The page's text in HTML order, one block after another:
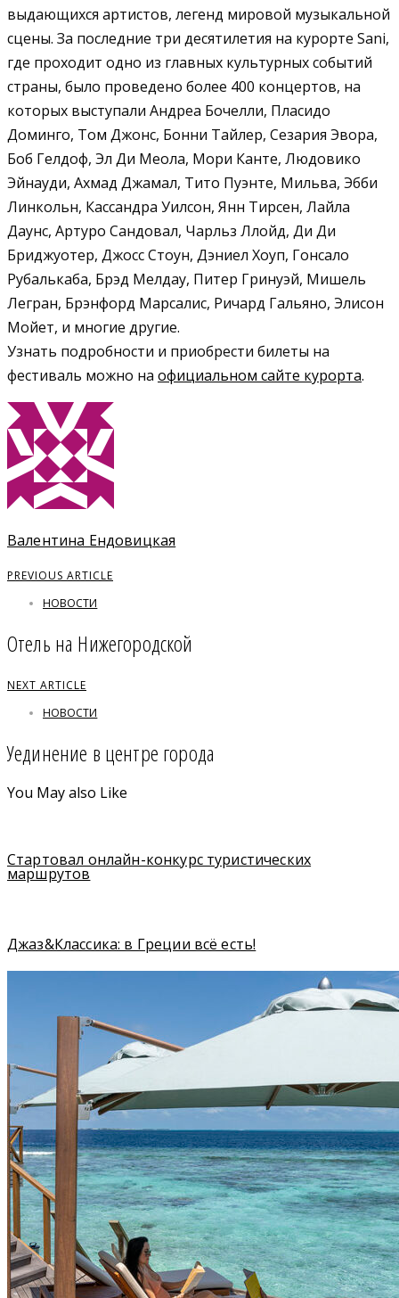
выдающихся артистов, легенд мировой музыкальной
сцены. За последние три десятилетия на курорте Sani,
где проходит одно из главных культурных событий
страны, было проведено более 400 концертов, на
которых выступали Андреа Бочелли, Пласидо
Доминго, Том Джонс, Бонни Тайлер, Сезария Эвора,
Боб Гелдоф, Эл Ди Меола, Мори Канте, Людовико
Эйнауди, Ахмад Джамал, Тито Пуэнте, Мильва, Эбби
Линкольн, Кассандра Уилсон, Янн Тирсен, Лайла
Даунс, Артуро Сандовал, Чарльз Ллойд, Ди Ди
Бриджуотер, Джосс Стоун, Дэниел Хоуп, Гонсало
Рубалькаба, Брэд Мелдау, Питер Гринуэй, Мишель
Легран, Брэнфорд Марсалис, Ричард Гальяно, Элисон
Мойет, и многие другие.
Узнать подробности и приобрести билеты на
фестиваль можно на официальном сайте курорта.
Валентина Ендовицкая
PREVIOUS ARTICLE
НОВОСТИ
Отель на Нижегородской
NEXT ARTICLE
НОВОСТИ
Уединение в центре города
You May also Like
Стартовал онлайн-конкурс туристических
маршрутов
Джаз&Классика: в Греции всё есть!